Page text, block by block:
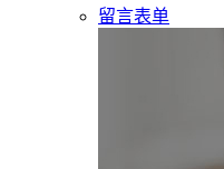
留言表单